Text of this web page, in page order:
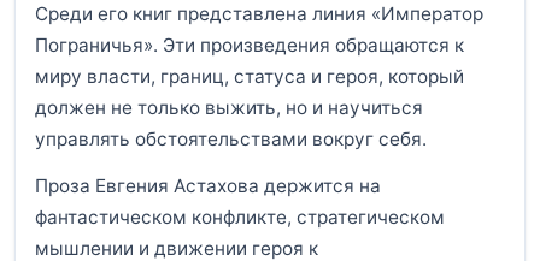
Среди его книг представлена линия «Император
Пограничья». Эти произведения обращаются к
миру власти, границ, статуса и героя, который
должен не только выжить, но и научиться
управлять обстоятельствами вокруг себя.
Проза Евгения Астахова держится на
фантастическом конфликте, стратегическом
мышлении и движении героя к